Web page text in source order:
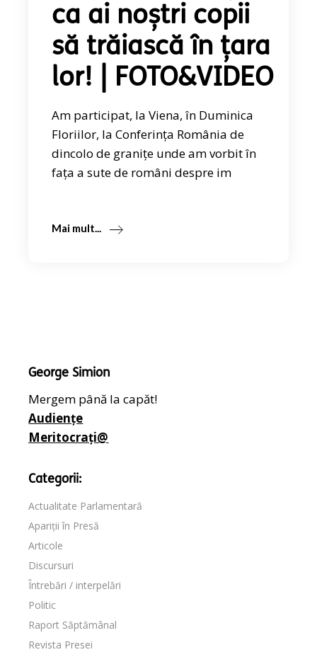
ca ai noștri copii
să trăiască în țara
lor! | FOTO&VIDEO
Am participat, la Viena, în Duminica
Floriilor, la Conferința România de
dincolo de granițe unde am vorbit în
fața a sute de români despre im
Mai mult...
George Simion
Mergem până la capăt!
Audiențe
Meritocrați@
Categorii:
Actualitate Parlamentară
Apariții în Presă
Articole
Discursuri
Întrebări / interpelări
Politic
Raport Săptămânal
Revista Presei